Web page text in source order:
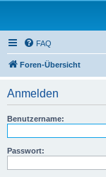
FAQ
Foren-Übersicht
Anmelden
Benutzername:
Passwort: